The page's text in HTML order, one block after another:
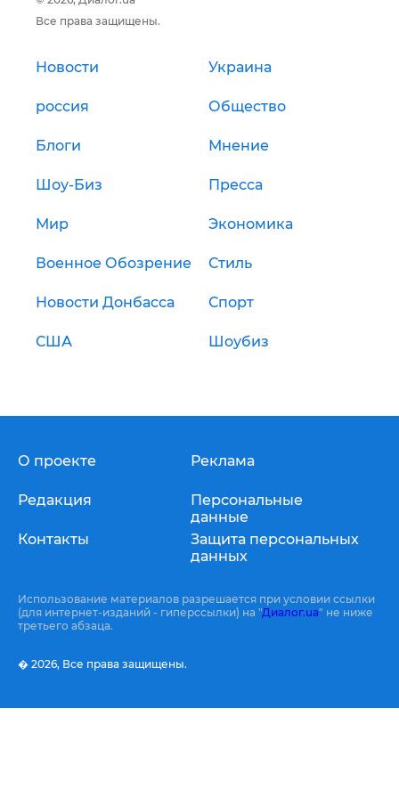
Все права защищены.
Новости Украина
россия Общество
Блоги Мнение
Шоу-Биз Пресса
Мир Экономика
Военное Обозрение Стиль
Новости Донбасса Спорт
США Шоубиз
О проекте
Редакция
Контакты
Реклама
Персональные
данные
Защита персональных
данных
Использование материалов разрешается при условии ссылки
(для интернет-изданий - гиперссылки) на "Диалог.ua" не ниже
третьего абзаца.
� 2026, Все права защищены.